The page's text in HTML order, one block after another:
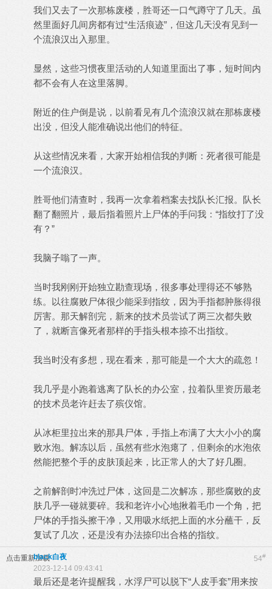
我们又去了一次那栋废楼，胜哥还一口气蹲守了几天。虽
然里面好几间房都有过“生活痕迹”，但这几天没有见到一
个流浪汉出入那里。
显然，这些习惯夜里活动的人知道里面出了事，短时间内
都不会有人在这里落脚。
附近的住户倒是说，以前看见有几个流浪汉就在那栋废楼
出没，但没人能准确说出他们的特征。
从这些情况来看，大家开始相信我的判断：死者很可能是
一个流浪汉。
胜哥他们清查时，我再一次拿着档案去找队长汇报。队长
翻了翻照片，最后指着照片上尸体的手问我：“指纹打了没
有？”
我脑子嗡了一声。
当时我刚刚开始独立勘查现场，很多事处理得还不够熟
练。以往腐败尸体很少能采到指纹，因为手指都肿胀得很
厉害。那天解剖完，新来的技术员尝试了两三次都失败
了，就断言像死者那样的手指头根本捺不出指纹。
我当时没有多想，现在看来，那可能是一个大大的疏忽！
我几乎是小跑着逃离了队长的办公室，拉着队里资历最老
的技术员老许赶去了殡仪馆。
从冰柜里拉出来的那具尸体，手指上布满了大大小小的腐
败水泡。解冻以后，虽然有些水泡瘪了，但剩余的水泡依
然能把整个手的皮肤顶起来，比正常人的大了好几圈。
之前解剖时冲洗过尸体，这回是二次解冻，那些腐败的皮
肤几乎一碰就要碎。我和老许小心地揪着毛巾一个角，把
尸体的手指头擦干净，又用吸水纸把上面的水分蘸干，反
复试了几次，还是没有办法捺印出合格的指纹。
点击重新加载 54#
black白夜
2023-12-14 09:43:41
最后还是老许提醒我，水浮尸可以脱下“人皮手套”用来按